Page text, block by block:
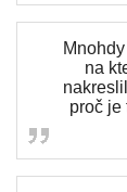
na
proč je